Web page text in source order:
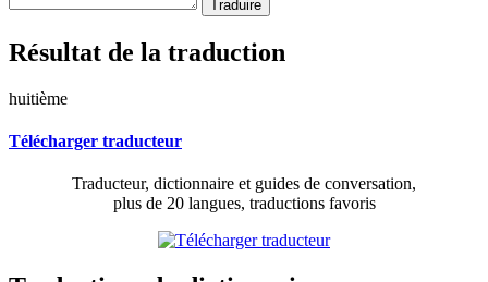
Résultat de la traduction
huitième
Télécharger traducteur
Traducteur, dictionnaire et guides de conversation,
plus de 20 langues, traductions favoris